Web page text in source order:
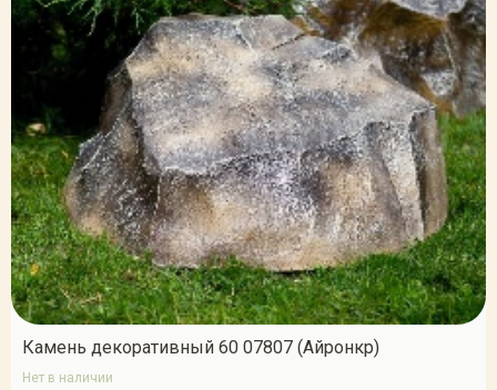
Камень декоративный 60 07807 (Айронкр)
Нет в наличии